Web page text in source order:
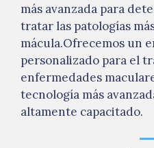
más avanzada para
tratar las patologías
mácula.Ofrecemos un
personalizado para el
enfermedades
tecnología más
altamente capacitado.